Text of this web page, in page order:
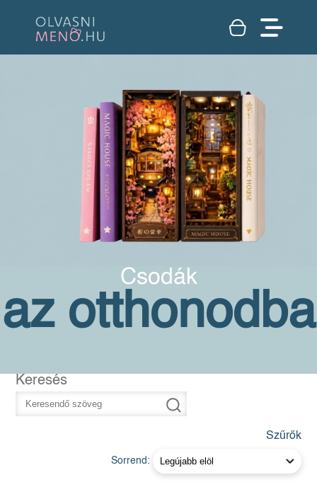
Csodák
az otthonodba
Keresés
Szűrők
Sorrend: